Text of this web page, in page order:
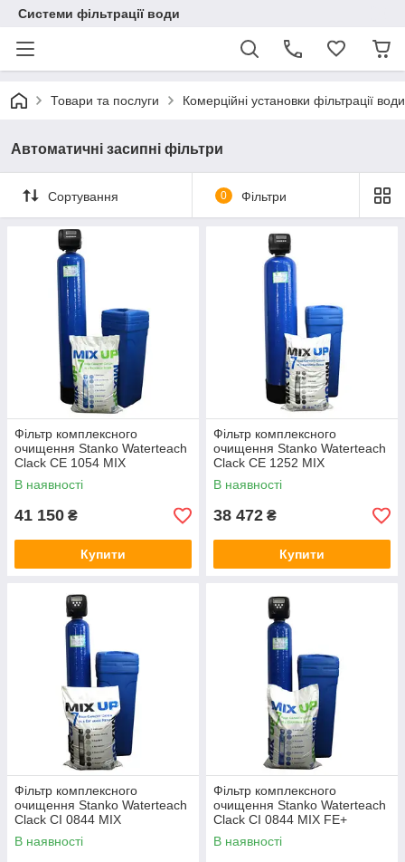
Системи фільтрації води
Товари та послуги Комерційні установки фільтрації води
Автоматичні засипні фільтри
Сортування 0 Фільтри
Фільтр комплексного
очищення Stanko Waterteach
Clack CE 1054 MIX
В наявності
41 150 ₴
Купити
Фільтр комплексного
очищення Stanko Waterteach
Clack CE 1252 MIX
В наявності
38 472 ₴
Купити
Фільтр комплексного
очищення Stanko Waterteach
Clack CI 0844 MIX
В наявності
Фільтр комплексного
очищення Stanko Waterteach
Clack CI 0844 MIX FE+
В наявності